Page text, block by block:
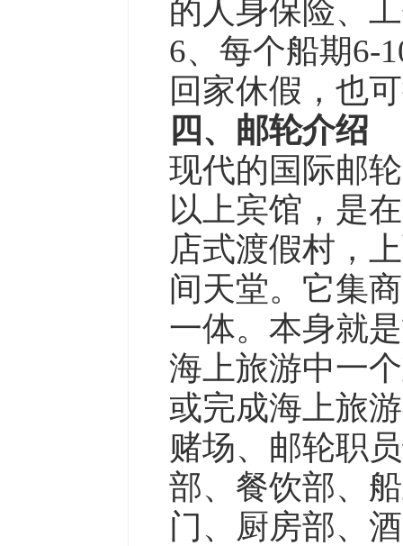
的人身保险、
6、每个船期6-
回家休假，也
四、邮轮介绍
现代的国际邮
以上宾馆，是
店式渡假村，
间天堂。它集
一体。本身就
海上旅游中一
或完成海上旅
赌场、邮轮职
部、餐饮部、
门、厨房部、